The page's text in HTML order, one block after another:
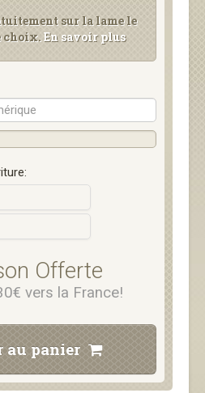
sur la lame le
choix.En savoir plus
Offerte
vers la France!
au panier